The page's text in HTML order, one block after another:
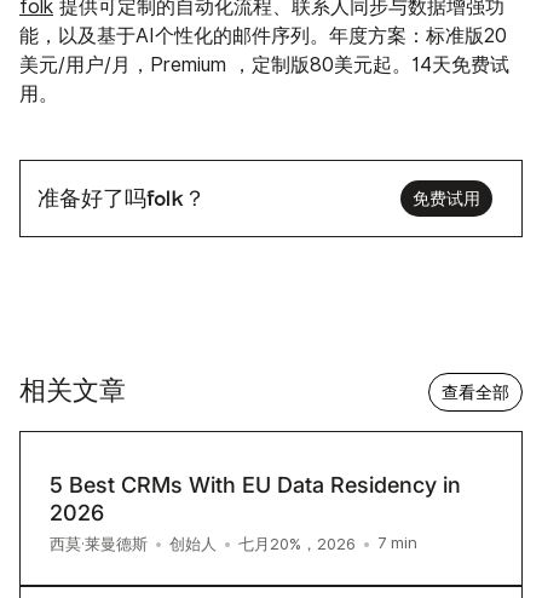
folk 提供可定制的自动化流程、联系人同步与数据增强功
能，以及基于AI个性化的邮件序列。年度方案：标准版20
美元/用户/月，Premium ，定制版80美元起。14天免费试
用。
准备好了吗folk？ 免费试用
相关文章 查看全部
5 Best CRMs With EU Data Residency in
2026
西莫·莱曼德斯 • 创始人 • 七月20%，2026 • 7 min